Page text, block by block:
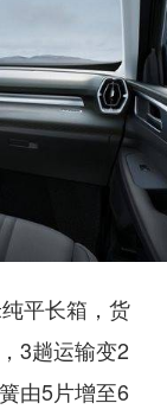
平长箱，货
3趟运输变2
由5片增至6